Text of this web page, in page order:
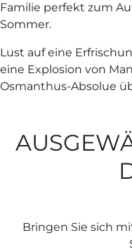
Familie perfekt zum
Sommer.
Lust auf eine
eine Explosion von
Osmanthus-Absolue
Bringen Sie sich